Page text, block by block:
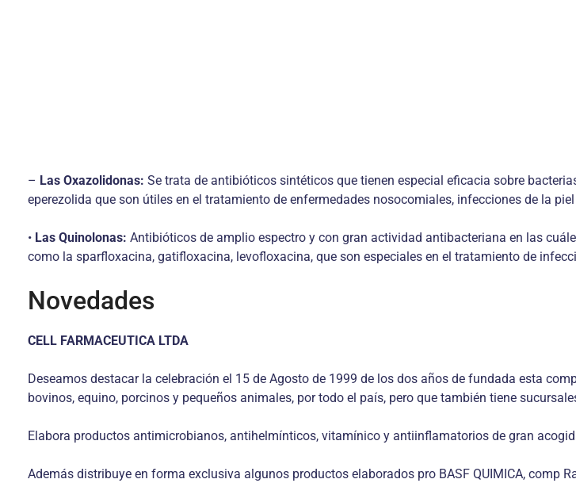
– Las Oxazolidonas: Se trata de antibióticos sintéticos que tienen especial eficacia sobre
eperezolida que son útiles en el tratamiento de enfermedades nosocomiales, infecciones de la
• Las Quinolonas: Antibióticos de amplio espectro y con gran actividad antibacteriana en las
como la sparfloxacina, gatifloxacina, levofloxacina, que son especiales en el tratamiento de
Novedades
CELL FARMACEUTICA LTDA
Deseamos destacar la celebración el 15 de Agosto de 1999 de los dos años de fundada esta
bovinos, equino, porcinos y pequeños animales, por todo el país, pero que también tiene
Elabora productos antimicrobianos, antihelmínticos, vitamínico y antiinflamatorios de gran
Además distribuye en forma exclusiva algunos productos elaborados pro BASF QUIMICA, comp